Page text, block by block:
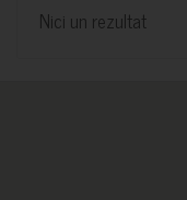
Nici un rezultat